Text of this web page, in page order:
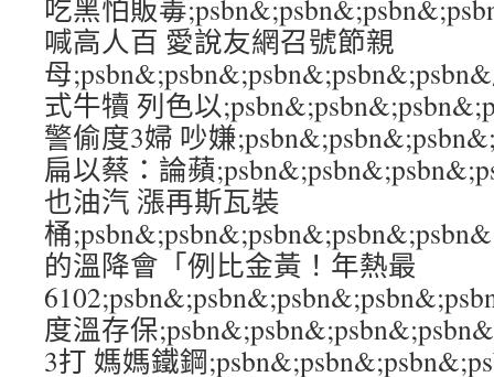
吃黑怕販毒
喊高人百 愛說友網召號節親
母
式牛犢 列色以
警偷度3婦 吵嫌
扁以蔡：論蘋
也油汽 漲再斯瓦裝
桶
的溫降會「例比金黃！年熱最
度溫存保
3打 媽媽鐵鋼